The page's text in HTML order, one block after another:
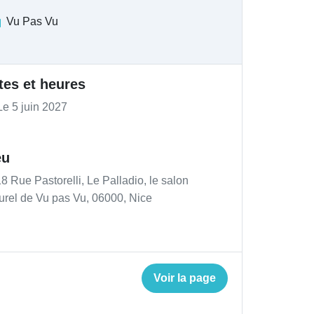
Vu Pas Vu
et heures
5 juin 2027
Rue Pastorelli, Le Palladio, le salon
de Vu pas Vu, 06000, Nice
Voir la page